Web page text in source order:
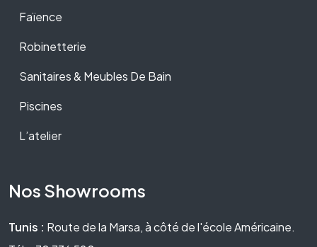
Faïence
Robinetterie
Sanitaires & Meubles De Bain
Piscines
L’atelier
Nos Showrooms
Tunis : Route de la Marsa, à côté de l'école Américaine.